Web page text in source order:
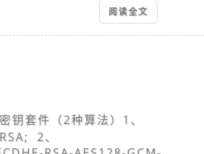
阅读全文
套件（2种算法）1、
2、